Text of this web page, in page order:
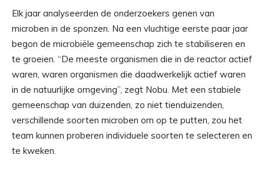
Elk jaar analyseerden de onderzoekers genen van
microben in de sponzen. Na een vluchtige eerste paar jaar
begon de microbiële gemeenschap zich te stabiliseren en
te groeien. “De meeste organismen die in de reactor actief
waren, waren organismen die daadwerkelijk actief waren
in de natuurlijke omgeving”, zegt Nobu. Met een stabiele
gemeenschap van duizenden, zo niet tienduizenden,
verschillende soorten microben om op te putten, zou het
team kunnen proberen individuele soorten te selecteren en
te kweken.